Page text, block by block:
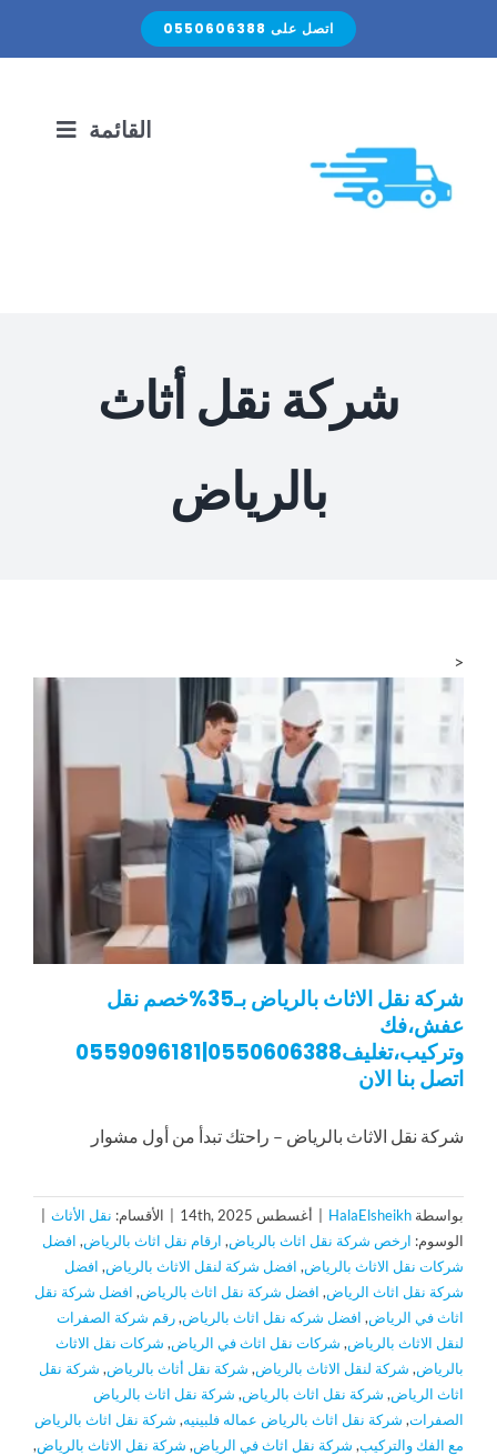
اتصل على 0550606388
القائمة
المدونة
شركة نقل أثاث
بالرياض
<
شركة نقل الاثاث بالرياض بـ35%خصم نقل
عفش،فك
وتركيب،تغليف0550606388|0559096181
اتصل بنا الان
شركة نقل الاثاث بالرياض – راحتك تبدأ من أول مشوار
بواسطة HalaElsheikh أغسطس 14th, 2025 الأقسام: نقل الأثاث
الوسوم: ارخص شركة نقل اثاث بالرياض, ارقام نقل اثاث بالرياض, افضل
شركات نقل الاثاث بالرياض, افضل شركة لنقل الاثاث بالرياض, افضل
شركة نقل اثاث الرياض, افضل شركة نقل اثاث بالرياض, افضل شركة نقل
اثاث في الرياض, افضل شركه نقل اثاث بالرياض,رقم شركة الصفرات
لنقل الاثاث بالرياض, شركات نقل اثاث في الرياض, شركات نقل الاثاث
بالرياض, شركة لنقل الاثاث بالرياض, شركة نقل أثاث بالرياض, شركة نقل
اثاث الرياض, شركة نقل اثاث بالرياض, شركة نقل اثاث بالرياض
الصفرات, شركة نقل اثاث بالرياض عماله فلبينيه, شركة نقل اثاث بالرياض
مع الفك والتركيب, شركة نقل اثاث في الرياض, شركة نقل الاثاث بالرياض,